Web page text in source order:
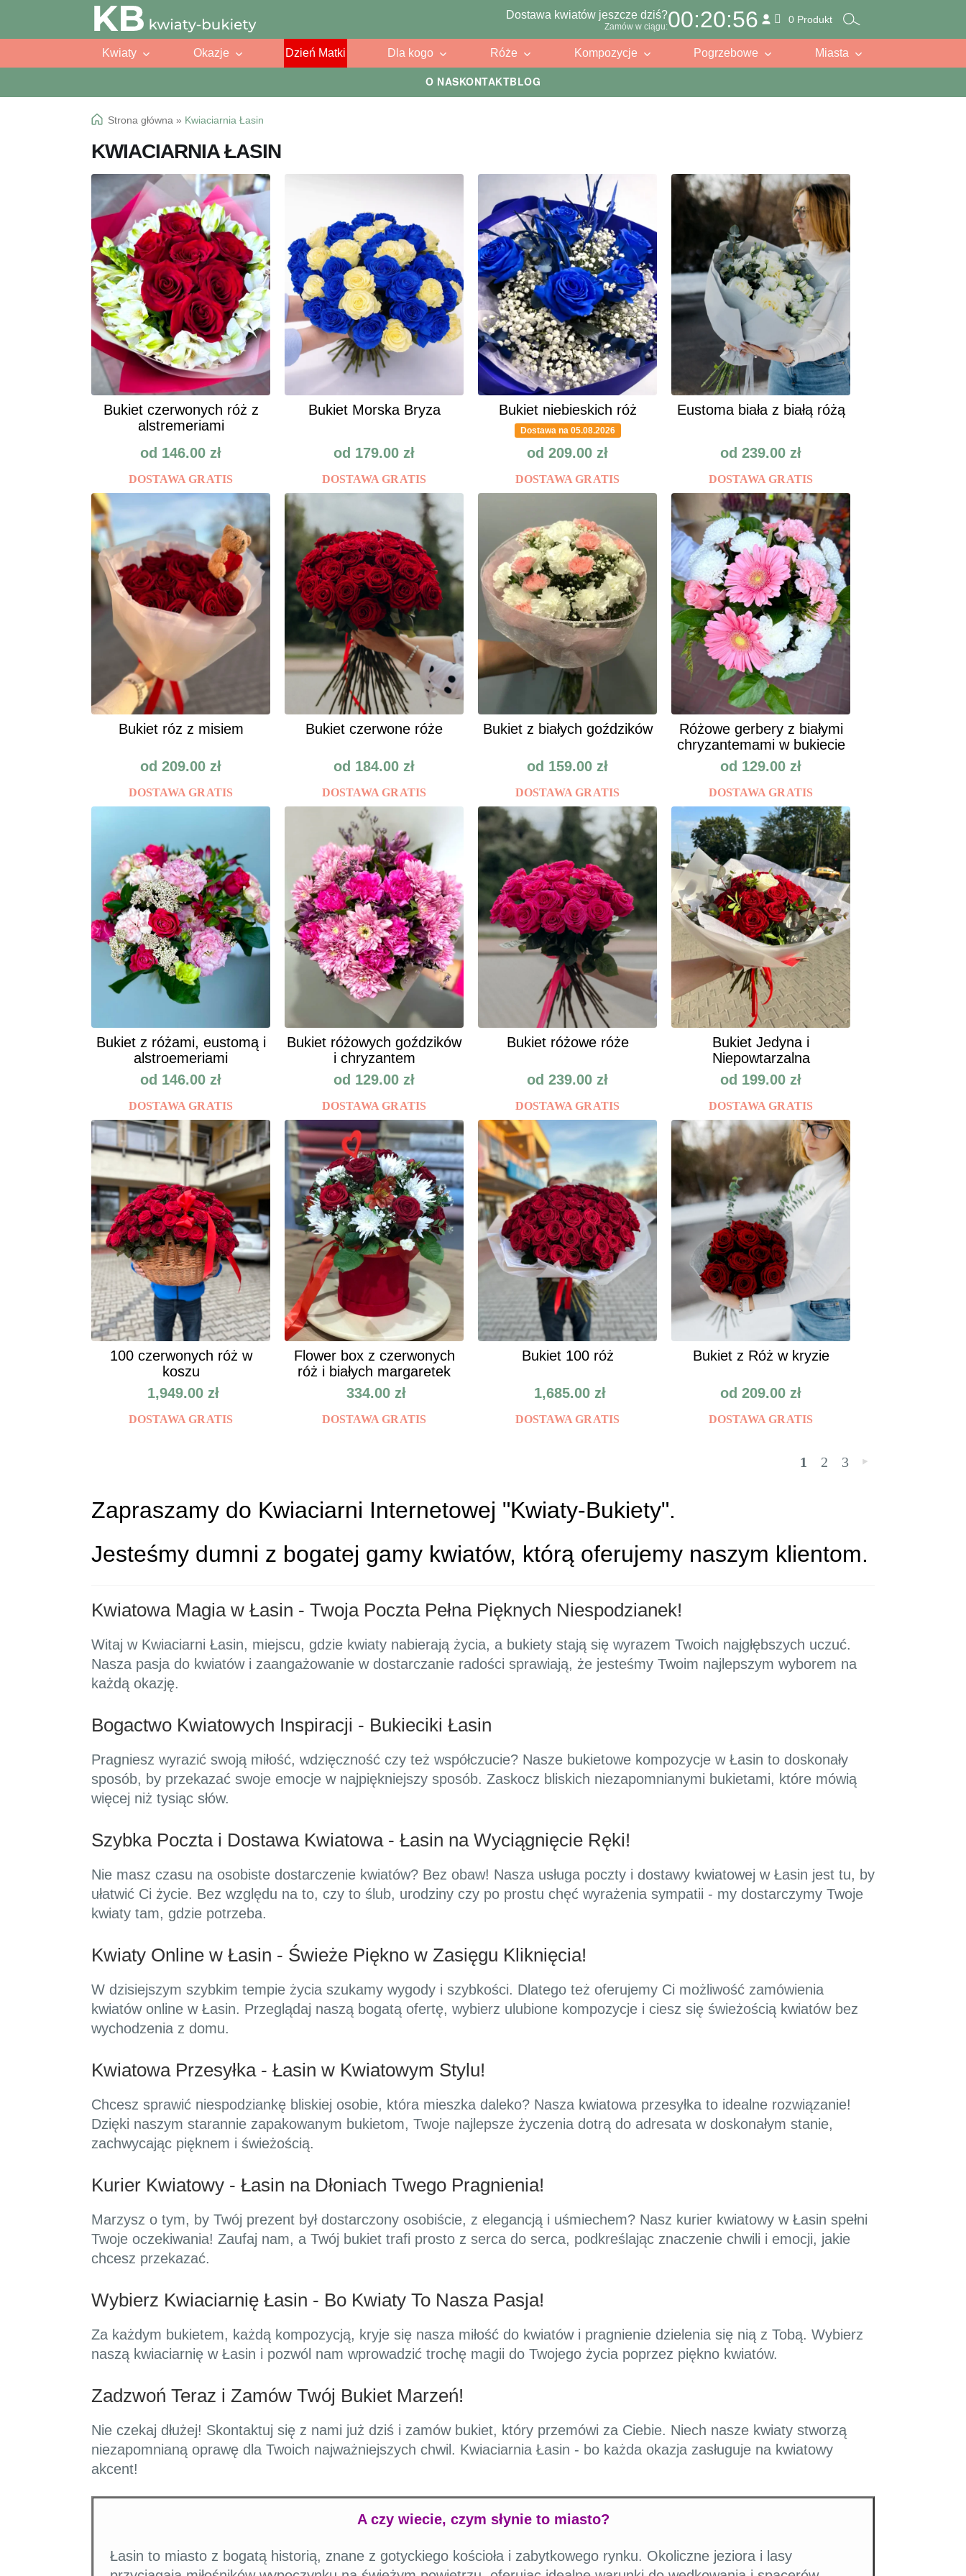
O NASKONTAKTBLOG
Przejdź
do
Przejdź
do
Dostawa kwiatów jeszcze dziś?
Zamów w ciągu:00:20:54 0 Produkt
Kwiaty Okazje Dzień Matki Dla kogo Róże Kompozycje Pogrzebowe Miasta
Strona główna » Kwiaciarnia Łasin
KWIACIARNIA ŁASIN
Bukiet czerwonych róż z
alstremeriami
od 146.00 zł
DOSTAWA GRATIS
Bukiet Morska Bryza
od 179.00 zł
DOSTAWA GRATIS
Bukiet niebieskich róż
Dostawa na 05.08.2026
od 209.00 zł
DOSTAWA GRATIS
Eustoma biała z białą różą
od 239.00 zł
DOSTAWA GRATIS
Bukiet róz z misiem
od 209.00 zł
DOSTAWA GRATIS
Bukiet czerwone róże
od 184.00 zł
DOSTAWA GRATIS
Bukiet z białych goździków
od 159.00 zł
DOSTAWA GRATIS
Różowe gerbery z białymi
chryzantemami w bukiecie
od 129.00 zł
DOSTAWA GRATIS
Bukiet z różami, eustomą i
alstroemeriami
od 146.00 zł
DOSTAWA GRATIS
Bukiet różowych goździków
i chryzantem
od 129.00 zł
DOSTAWA GRATIS
Bukiet różowe róże
od 239.00 zł
DOSTAWA GRATIS
Bukiet Jedyna i
Niepowtarzalna
od 199.00 zł
DOSTAWA GRATIS
100 czerwonych róż w
koszu
1,949.00 zł
DOSTAWA GRATIS
Flower box z czerwonych
róż i białych margaretek
334.00 zł
DOSTAWA GRATIS
Bukiet 100 róż
1,685.00 zł
DOSTAWA GRATIS
Bukiet z Róż w kryzie
od 209.00 zł
DOSTAWA GRATIS
1 2 3 »
Zapraszamy do Kwiaciarni Internetowej "Kwiaty-Bukiety".
Jesteśmy dumni z bogatej gamy kwiatów, którą oferujemy naszym klientom.
Kwiatowa Magia w Łasin - Twoja Poczta Pełna Pięknych Niespodzianek!
Witaj w Kwiaciarni Łasin, miejscu, gdzie kwiaty nabierają życia, a bukiety stają się wyrazem Twoich najgłębszych uczuć.
Nasza pasja do kwiatów i zaangażowanie w dostarczanie radości sprawiają, że jesteśmy Twoim najlepszym wyborem na
każdą okazję.
Bogactwo Kwiatowych Inspiracji - Bukieciki Łasin
Pragniesz wyrazić swoją miłość, wdzięczność czy też współczucie? Nasze bukietowe kompozycje w Łasin to doskonały
sposób, by przekazać swoje emocje w najpiękniejszy sposób. Zaskocz bliskich niezapomnianymi bukietami, które mówią
więcej niż tysiąc słów.
Szybka Poczta i Dostawa Kwiatowa - Łasin na Wyciągnięcie Ręki!
Nie masz czasu na osobiste dostarczenie kwiatów? Bez obaw! Nasza usługa poczty i dostawy kwiatowej w Łasin jest tu, by
ułatwić Ci życie. Bez względu na to, czy to ślub, urodziny czy po prostu chęć wyrażenia sympatii - my dostarczymy Twoje
kwiaty tam, gdzie potrzeba.
Kwiaty Online w Łasin - Świeże Piękno w Zasięgu Kliknięcia!
W dzisiejszym szybkim tempie życia szukamy wygody i szybkości. Dlatego też oferujemy Ci możliwość zamówienia
kwiatów online w Łasin. Przeglądaj naszą bogatą ofertę, wybierz ulubione kompozycje i ciesz się świeżością kwiatów bez
wychodzenia z domu.
Kwiatowa Przesyłka - Łasin w Kwiatowym Stylu!
Chcesz sprawić niespodziankę bliskiej osobie, która mieszka daleko? Nasza kwiatowa przesyłka to idealne rozwiązanie!
Dzięki naszym starannie zapakowanym bukietom, Twoje najlepsze życzenia dotrą do adresata w doskonałym stanie,
zachwycając pięknem i świeżością.
Kurier Kwiatowy - Łasin na Dłoniach Twego Pragnienia!
Marzysz o tym, by Twój prezent był dostarczony osobiście, z elegancją i uśmiechem? Nasz kurier kwiatowy w Łasin spełni
Twoje oczekiwania! Zaufaj nam, a Twój bukiet trafi prosto z serca do serca, podkreślając znaczenie chwili i emocji, jakie
chcesz przekazać.
Wybierz Kwiaciarnię Łasin - Bo Kwiaty To Nasza Pasja!
Za każdym bukietem, każdą kompozycją, kryje się nasza miłość do kwiatów i pragnienie dzielenia się nią z Tobą. Wybierz
naszą kwiaciarnię w Łasin i pozwól nam wprowadzić trochę magii do Twojego życia poprzez piękno kwiatów.
Zadzwoń Teraz i Zamów Twój Bukiet Marzeń!
Nie czekaj dłużej! Skontaktuj się z nami już dziś i zamów bukiet, który przemówi za Ciebie. Niech nasze kwiaty stworzą
niezapomnianą oprawę dla Twoich najważniejszych chwil. Kwiaciarnia Łasin - bo każda okazja zasługuje na kwiatowy
akcent!
A czy wiecie, czym słynie to miasto?
Łasin to miasto z bogatą historią, znane z gotyckiego kościoła i zabytkowego rynku. Okoliczne jeziora i lasy